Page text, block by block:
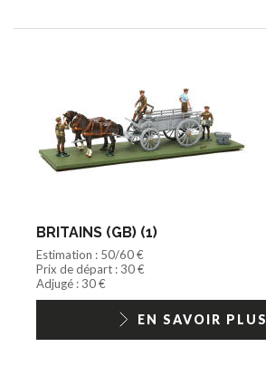
BRITAINS (GB) (1)
Estimation : 50/60 €
Prix de départ : 30 €
Adjugé : 30 €
EN SAVOIR PLUS